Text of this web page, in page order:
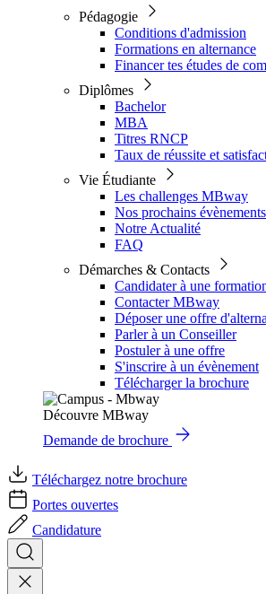
Pédagogie
Conditions d'admission
Formations en alternance
Financer tes études de
Diplômes
Bachelor
MBA
Titres RNCP
Taux de réussite et
Vie Étudiante
Les challenges MBway
Nos prochains évènements
Notre Actualité
FAQ
Démarches & Contacts
Candidater à une
Contacter MBway
Déposer une offre
Parler à un Conseiller
Postuler à une offre
S'inscrire à un évènement
Télécharger la brochure
Découvre MBway
Demande de brochure
Téléchargez notre brochure
Portes ouvertes
Candidature